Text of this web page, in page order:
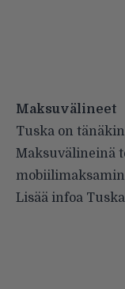
Maksuvälineet
Tuska on
Maksuvälineinä
Lisää infoa